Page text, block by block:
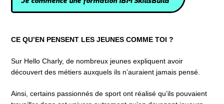
CE QU’EN PENSENT LES JEUNES COMME TOI ?
Sur Hello Charly, de nombreux jeunes expliquent avoir
découvert des métiers auxquels ils n’auraient jamais pensé.
Ainsi, certains passionnés de sport ont réalisé qu’ils pouvaient